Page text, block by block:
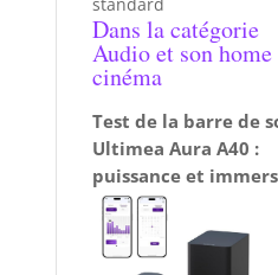
Dans la catégorie
Audio et son home
cinéma
Test de la barre de
Ultimea Aura A40 :
puissance et